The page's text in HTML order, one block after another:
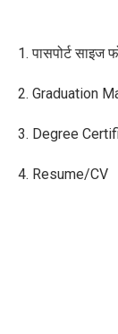
1. पासपोर्ट साइज
2. Graduation
3. Degree
4. Resume/CV